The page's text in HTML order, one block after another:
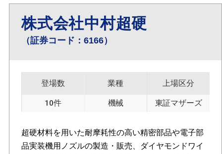
株式会社中村超硬
（証券コード：6166）
登場数
10件
業種
機械
上場区分
東証マザーズ
超硬材料を用いた耐摩耗性の高い精密部品や電子部
品実装機用ノズルの製造・販売、ダイヤモンドワイ